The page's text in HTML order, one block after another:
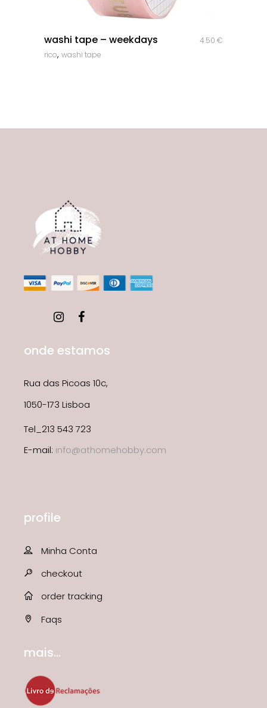
washi tape – weekdays 4.50 €
rico, washi tape
onde estamos
Rua das Picoas 10c,
1050-173 Lisboa
Tel_213 543 723
E-mail: info@athomehobby.com
profile
Minha Conta
checkout
order tracking
Faqs
mais...